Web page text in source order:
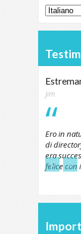
Jim
Ero in
di
era
felice con
← →